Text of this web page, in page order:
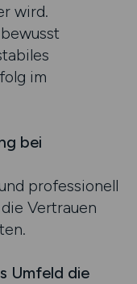
wird.
im
bei
professionell
Vertrauen
Umfeld die